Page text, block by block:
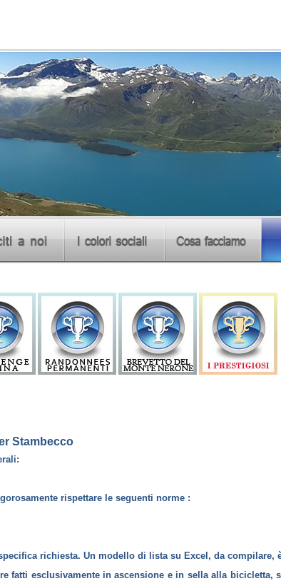
Stambecco
rispettare le seguenti norme :
richiesta. Un modello di lista su Excel, da
fatti esclusivamente in ascensione e in sella alla bicicletta,